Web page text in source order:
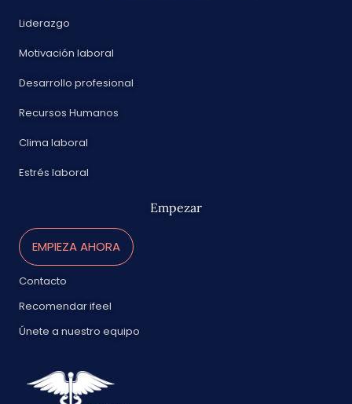
Liderazgo
Motivación laboral
Desarrollo profesional
Recursos Humanos
Clima laboral
Estrés laboral
Empezar
EMPIEZA AHORA
Contacto
Recomendar ifeel
Únete a nuestro equipo